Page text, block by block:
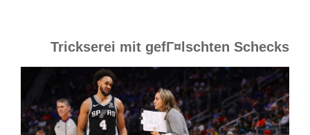
Trickserei mit gefГ¤lschten Schecks